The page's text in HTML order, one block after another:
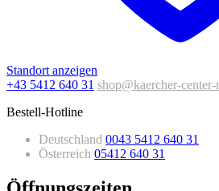
Standort anzeigen
+43 5412 640 31 shop@kaercher-center-
Bestell-Hotline
Deutschland 0043 5412 640 31
Österreich 05412 640 31